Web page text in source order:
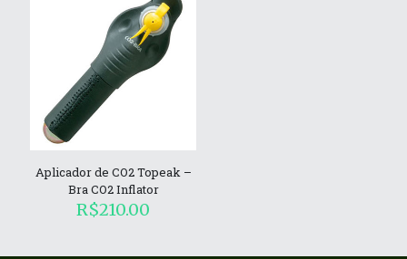
Aplicador de CO2 Topeak –
Bra CO2 Inflator
R$210.00